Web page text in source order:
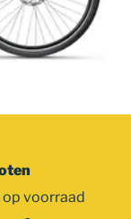
op voorraad